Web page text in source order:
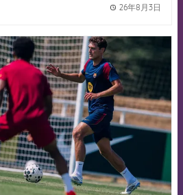
26年8月3日
FCB Barcelona badge